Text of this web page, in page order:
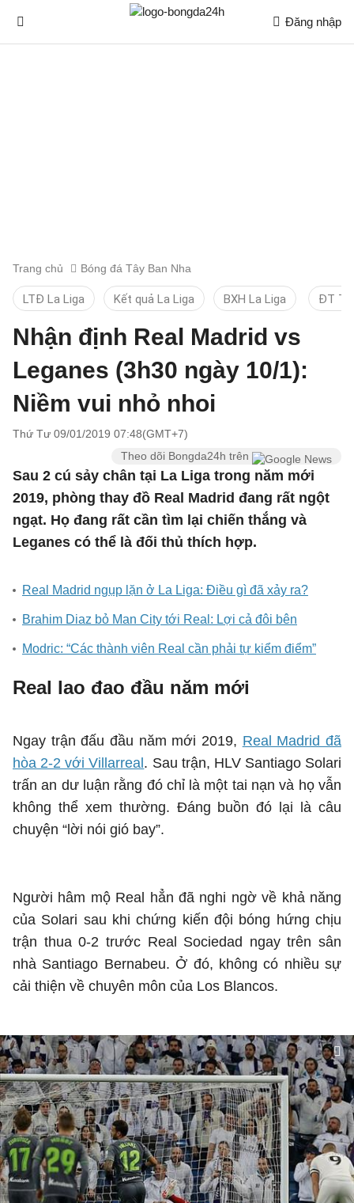
Đăng nhập
Trang chủ Bóng đá Tây Ban Nha
LTĐ La Liga Kết quả La Liga BXH La Liga ĐT
Nhận định Real Madrid vs
Leganes (3h30 ngày 10/1):
Niềm vui nhỏ nhoi
Thứ Tư 09/01/2019 07:48(GMT+7)
Theo dõi Bongda24h trên
Sau 2 cú sảy chân tại La Liga trong năm mới
2019, phòng thay đồ Real Madrid đang rất ngột
ngạt. Họ đang rất cần tìm lại chiến thắng và
Leganes có thể là đối thủ thích hợp.
Real Madrid ngụp lặn ở La Liga: Điều gì đã xảy ra?
Brahim Diaz bỏ Man City tới Real: Lợi cả đôi bên
Modric: “Các thành viên Real cần phải tự kiểm điểm”
Real lao đao đầu năm mới
Ngay trận đấu đầu năm mới 2019, Real Madrid đã
hòa 2-2 với Villarreal . Sau trận, HLV Santiago Solari
trấn an dư luận rằng đó chỉ là một tai nạn và họ vẫn
không thể xem thường. Đáng buồn đó lại là câu
chuyện “lời nói gió bay”.
Người hâm mộ Real hẳn đã nghi ngờ về khả năng
của Solari sau khi chứng kiến đội bóng hứng chịu
trận thua 0-2 trước Real Sociedad ngay trên sân
nhà Santiago Bernabeu. Ở đó, không có nhiều sự
cải thiện về chuyên môn của Los Blancos.